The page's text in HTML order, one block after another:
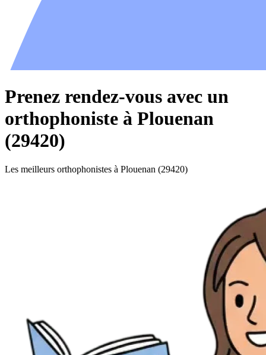
Prenez rendez-vous avec un
orthophoniste à Plouenan
(29420)
Les meilleurs orthophonistes à Plouenan (29420)